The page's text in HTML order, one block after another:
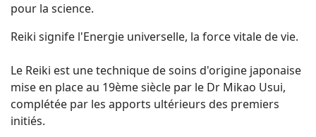
pour la science.
Reiki signife l'Energie universelle, la force vitale de vie.
Le Reiki est une technique de soins d'origine japonaise
mise en place au 19ème siècle par le Dr Mikao Usui,
complétée par les apports ultérieurs des premiers
initiés.